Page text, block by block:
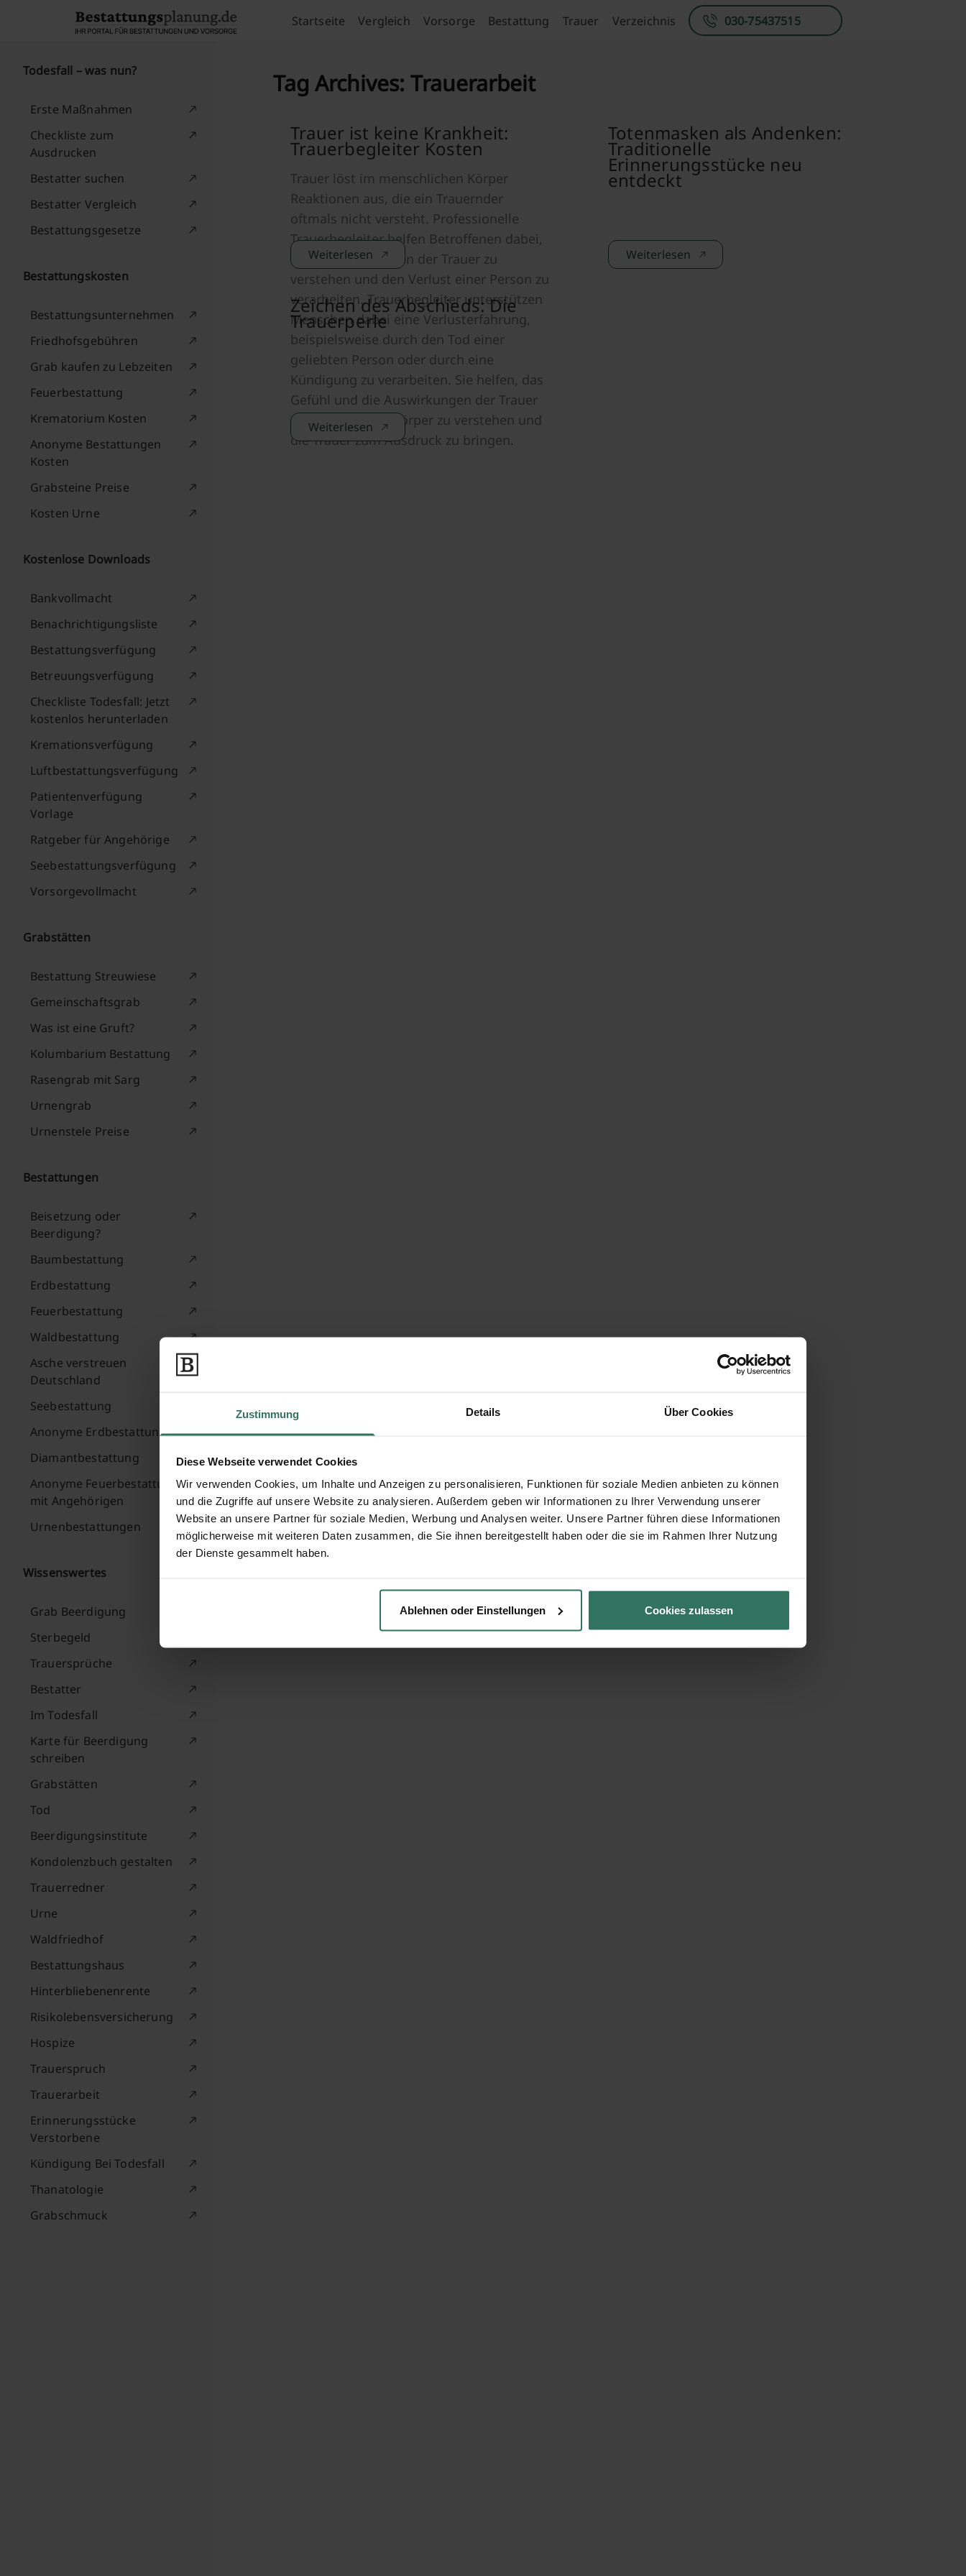
Zustimmung Details Über Cookies
Diese Webseite verwendet Cookies
Wir verwenden Cookies, um Inhalte und Anzeigen zu personalisieren, Funktionen für soziale Medien anbieten zu können
und die Zugriffe auf unsere Website zu analysieren. Außerdem geben wir Informationen zu Ihrer Verwendung unserer
Website an unsere Partner für soziale Medien, Werbung und Analysen weiter. Unsere Partner führen diese Informationen
möglicherweise mit weiteren Daten zusammen, die Sie ihnen bereitgestellt haben oder die sie im Rahmen Ihrer Nutzung
der Dienste gesammelt haben.
Ablehnen oder Einstellungen Cookies zulassen
Startseite Vergleich Vorsorge Bestattung Trauer Verzeichnis 030-75437515
Todesfall – was nun?
Erste Maßnahmen
Checkliste zum
Ausdrucken
Bestatter suchen
Bestatter Vergleich
Bestattungsgesetze
Bestattungskosten
Bestattungsunternehmen
Friedhofsgebühren
Grab kaufen zu Lebzeiten
Feuerbestattung
Krematorium Kosten
Anonyme Bestattungen
Kosten
Grabsteine Preise
Kosten Urne
Kostenlose Downloads
Bankvollmacht
Benachrichtigungsliste
Bestattungsverfügung
Betreuungsverfügung
Checkliste Todesfall: Jetzt
kostenlos herunterladen
Kremationsverfügung
Luftbestattungsverfügung
Patientenverfügung
Vorlage
Ratgeber für Angehörige
Seebestattungsverfügung
Vorsorgevollmacht
Grabstätten
Bestattung Streuwiese
Gemeinschaftsgrab
Was ist eine Gruft?
Kolumbarium Bestattung
Rasengrab mit Sarg
Urnengrab
Urnenstele Preise
Bestattungen
Beisetzung oder
Beerdigung?
Baumbestattung
Erdbestattung
Feuerbestattung
Waldbestattung
Asche verstreuen
Deutschland
Seebestattung
Anonyme Erdbestattung
Diamantbestattung
Anonyme Feuerbestattung
mit Angehörigen
Urnenbestattungen
Wissenswertes
Grab Beerdigung
Sterbegeld
Trauersprüche
Bestatter
Im Todesfall
Karte für Beerdigung
schreiben
Grabstätten
Tod
Beerdigungsinstitute
Kondolenzbuch gestalten
Trauerredner
Urne
Waldfriedhof
Bestattungshaus
Hinterbliebenenrente
Risikolebensversicherung
Hospize
Trauerspruch
Trauerarbeit
Erinnerungsstücke
Verstorbene
Kündigung Bei Todesfall
Thanatologie
Grabschmuck
Tag Archives: Trauerarbeit
Trauer ist keine Krankheit:
Trauerbegleiter Kosten
Trauer löst im menschlichen Körper
Reaktionen aus, die ein Trauernder
oftmals nicht versteht. Professionelle
Trauerbegleiter helfen Betroffenen dabei,
diese Auswirkungen der Trauer zu
verstehen und den Verlust einer Person zu
verarbeiten. Trauerbegleiter unterstützen
Menschen dabei eine Verlusterfahrung,
beispielsweise durch den Tod einer
geliebten Person oder durch eine
Kündigung zu verarbeiten. Sie helfen, das
Gefühl und die Auswirkungen der Trauer
auf den eigenen Körper zu verstehen und
die Trauer zum Ausdruck zu bringen.
Weiterlesen
Totenmasken als Andenken:
Traditionelle
Erinnerungsstücke neu
entdeckt
Weiterlesen
Zeichen des Abschieds: Die
Trauerperle
Weiterlesen